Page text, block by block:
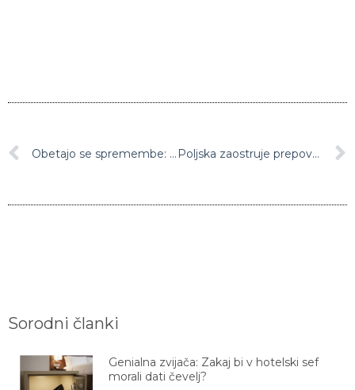
Obetajo se spremembe: Novice na Facebooku bodo na posebni medijski podstrani urejali novinarji in ne več umetna inteligenca Poljska zaostruje prepoved brezplačnih plastičnih vrečk
Sorodni članki
Genialna zvijača: Zakaj bi v hotelski sef
morali dati čevelj?